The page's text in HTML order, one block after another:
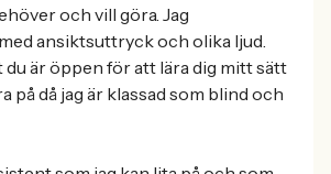
och vill göra. Jag
ansiktsuttryck och olika ljud.
är öppen för att lära dig mitt sätt
på då jag är klassad som blind och